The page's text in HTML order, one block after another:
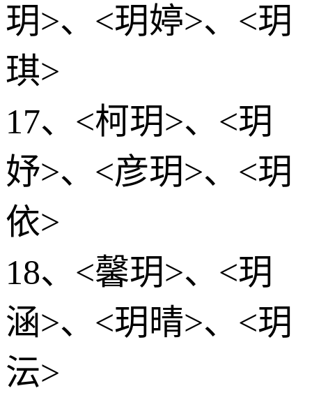
玥>、<玥婷>、<玥
琪>
17、<柯玥>、<玥
妤>、<彦玥>、<玥
依>
18、<馨玥>、<玥
涵>、<玥晴>、<玥
沄>